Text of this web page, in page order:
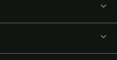

